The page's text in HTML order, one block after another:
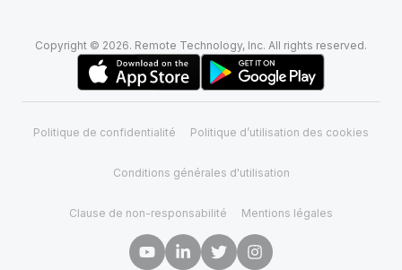
Copyright © 2026. Remote Technology, Inc. All rights reserved.
Politique de confidentialité Politique d’utilisation des cookies
Conditions générales d'utilisation
Clause de non-responsabilité Mentions légales